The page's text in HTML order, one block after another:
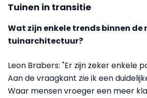
Tuinen in transitie
Wat zijn enkele trends binnen
tuinarchitectuur?
Leon Brabers: "Er zijn zeker enkele
Aan de vraagkant zie ik een
Waar mensen vroeger een meer